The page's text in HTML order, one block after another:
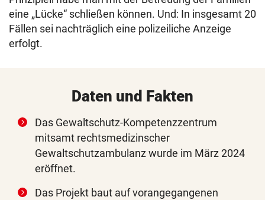
eine „Lücke“ schließen können. Und: In insgesamt 20
Fällen sei nachträglich eine polizeiliche Anzeige
erfolgt.
Daten und Fakten
Das Gewaltschutz-Kompetenzzentrum
mitsamt rechtsmedizinscher
Gewaltschutzambulanz wurde im März 2024
eröffnet.
Das Projekt baut auf vorangegangenen